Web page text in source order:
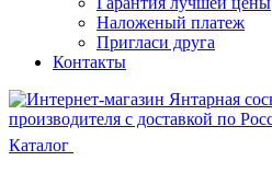
Наложеный платеж
Пригласи друга
Контакты
Каталог